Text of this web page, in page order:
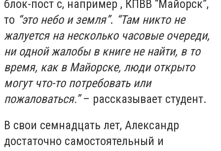
блок-пост с, например , КПВВ “Майорск”,
то “это небо и земля”. “Там никто не
жалуется на несколько часовые очереди,
ни одной жалобы в книге не найти, в то
время, как в Майорске, люди открыто
могут что-то потребовать или
пожаловаться.”– рассказывает студент.
В свои семнадцать лет, Александр
достаточно самостоятельный и